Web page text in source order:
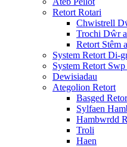
Retort Rotari
Chwistrell
Trochi Dŵr
Retort Stêm
System Retort Di-
System Retort
Dewisiadau
Ategolion Retort
Basged
Sylfaen
Hambwrdd
Troli
Haen